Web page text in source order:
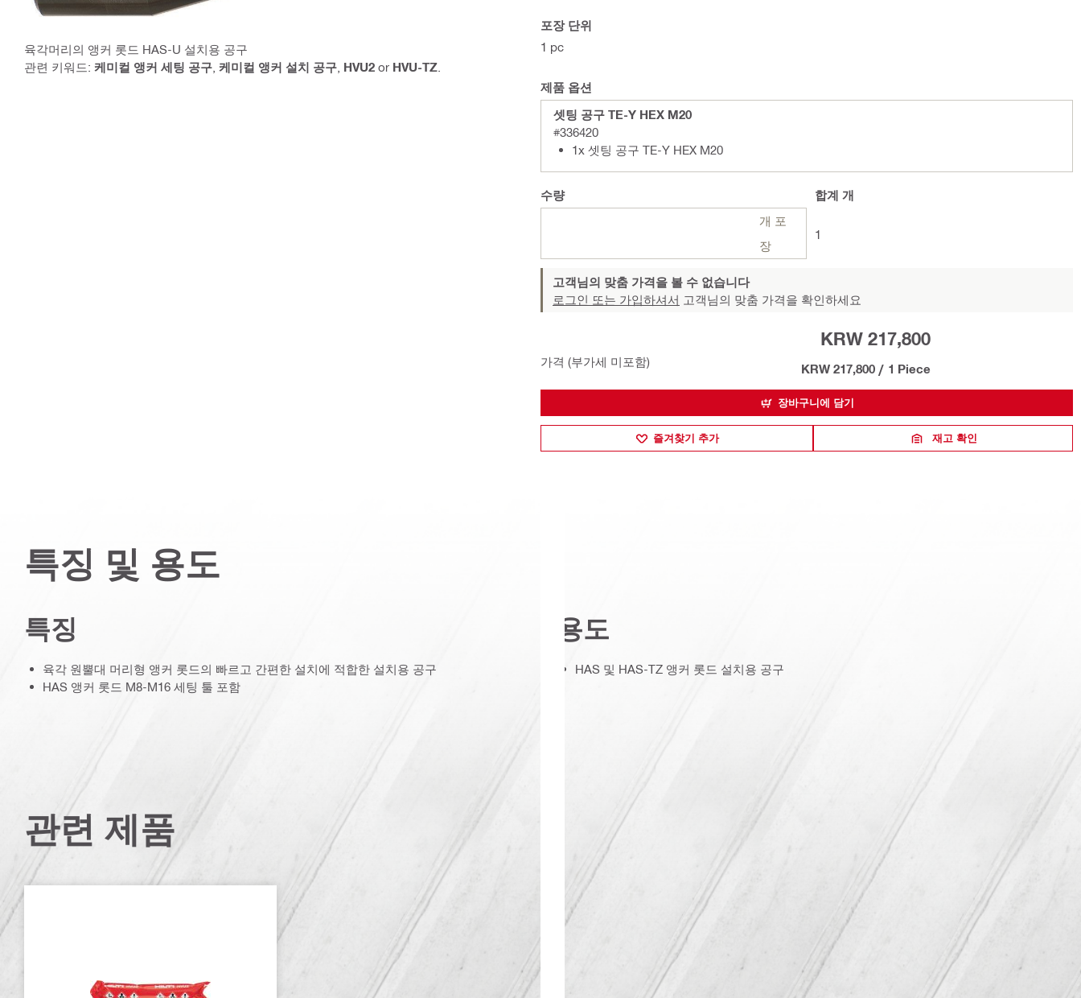
육각머리의 앵커 롯드 HAS-U 설치용 공구
관련 키워드: 케미컬 앵커 세팅 공구 케미컬 앵커 설치 공구 HVU2 or HVU-TZ
포장 단위
1 pc
제품 옵션
셋팅 공구 TE-Y HEX M20
#336420
1x 셋팅 공구 TE-Y HEX M20
수량
개 포
장
합계 개
1
고객님의 맞춤 가격을 볼 수 없습니다
로그인 또는 가입하셔서 고객님의 맞춤 가격을 확인하세요
가격 (부가세 미포함)
KRW 217,800
KRW 217,800 / 1 Piece
장바구니에 담기
즐겨찾기 추가 재고 확인
특징 및 용도
특징
육각 원뿔대 머리형 앵커 롯드의 빠르고 간편한 설치에 적합한 설치용 공구
HAS 앵커 롯드 M8-M16 세팅 툴 포함
용도
HAS 및 HAS-TZ 앵커 롯드 설치용 공구
관련 제품